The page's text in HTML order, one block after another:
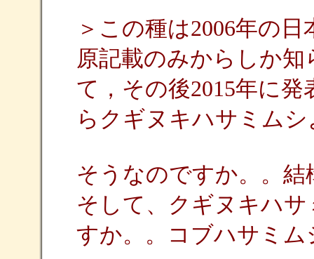
＞この種は2006年の
原記載のみからしか
て，その後2015年に
らクギヌキハサミム
そうなのですか。。
そして、クギヌキハ
すか。。コブハサミ